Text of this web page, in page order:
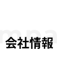
会社情報